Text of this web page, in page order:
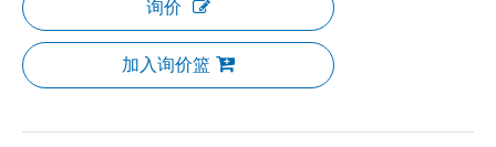
询价
加入询价篮